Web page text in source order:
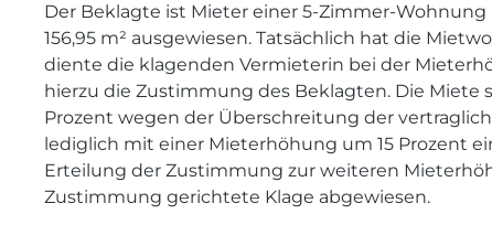
Der Beklagte ist Mieter einer 5-Zimmer-
156,95 m² ausgewiesen. Tatsächlich hat die
diente die klagenden Vermieterin bei der
hierzu die Zustimmung des Beklagten. Die Miete
Prozent wegen der Überschreitung der
lediglich mit einer Mieterhöhung um 15 Prozent
Erteilung der Zustimmung zur weiteren
Zustimmung gerichtete Klage abgewiesen.